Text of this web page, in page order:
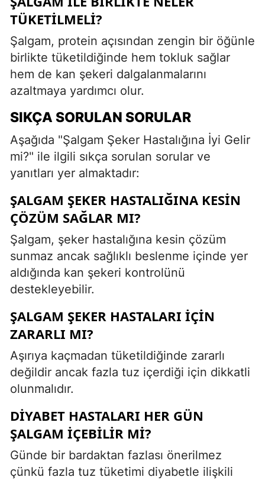
TÜKETILMELI?
Şalgam, protein açısından zengin bir öğünle
birlikte tüketildiğinde hem tokluk sağlar
hem de kan şekeri dalgalanmalarını
azaltmaya yardımcı olur.
SIKÇA SORULAN SORULAR
Aşağıda "Şalgam Şeker Hastalığına İyi Gelir
mi?" ile ilgili sıkça sorulan sorular ve
yanıtları yer almaktadır:
ŞALGAM ŞEKER HASTALIĞINA KESIN
ÇÖZÜM SAĞLAR MI?
Şalgam, şeker hastalığına kesin çözüm
sunmaz ancak sağlıklı beslenme içinde yer
aldığında kan şekeri kontrolünü
destekleyebilir.
ŞALGAM ŞEKER HASTALARI İÇIN
ZARARLI MI?
Aşırıya kaçmadan tüketildiğinde zararlı
değildir ancak fazla tuz içerdiği için dikkatli
olunmalıdır.
DIYABET HASTALARI HER GÜN
ŞALGAM İÇEBILIR MI?
Günde bir bardaktan fazlası önerilmez
çünkü fazla tuz tüketimi diyabetle ilişkili